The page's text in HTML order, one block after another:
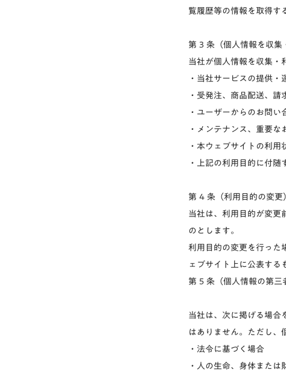
覧履歴等の情報を取得す
第 3 条（個人情報を収集
当社が個人情報を収集・
・当社サービスの提供・
・受発注、商品配送、
・ユーザーからのお問
・メンテナンス、重要
・本ウェブサイトの利
・上記の利用目的に付随
第 4 条（利用目的の変更）
当社は、利用目的が変
のとします。
利用目的の変更を行っ
ェブサイト上に公表する
第 5 条（個人情報の第三
当社は、次に掲げる場
はありません。ただし、
・法令に基づく場合
・人の生命、身体また